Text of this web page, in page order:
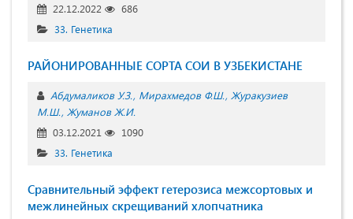
22.12.2022
686
33. Генетика
РАЙОНИРОВАННЫЕ СОРТА СОИ В УЗБЕКИСТАНЕ
Абдумаликов У.З. Мирахмедов Ф.Ш. Журакузиев
М.Ш. Жуманов Ж.И.
03.12.2021
1090
33. Генетика
Сравнительный эффект гетерозиса межсортовых и
межлинейных скрещиваний хлопчатника